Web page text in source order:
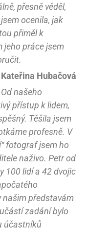
přesně věděl,
ocenila, jak
přiměl k
jeho práce jsem
Hubačová
našeho
přístup k lidem,
Těšila jsem
profesně. V
fotograf jsem ho
naživo. Petr od
100 lidí a 42 dvojic
našim představám
zadání bylo
účastníků